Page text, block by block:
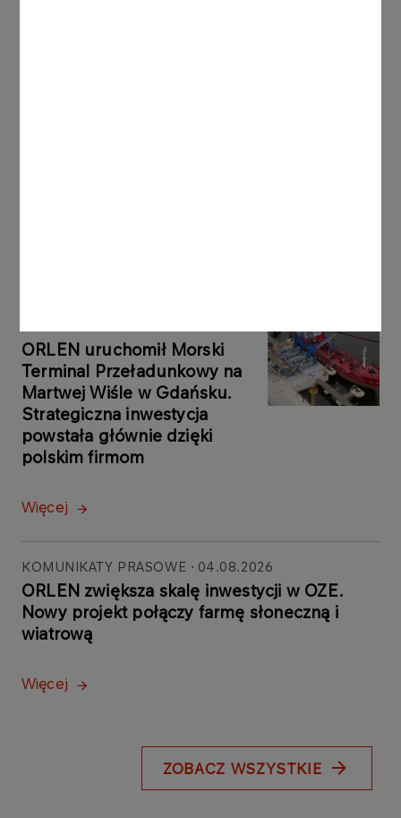
ORLEN uruchomił Morski
Terminal Przeładunkowy na
Martwej Wiśle w Gdańsku.
Strategiczna inwestycja
powstała głównie dzięki
polskim firmom
Więcej
KOMUNIKATY PRASOWE 04.08.2026
ORLEN zwiększa skalę inwestycji w OZE.
Nowy projekt połączy farmę słoneczną i
wiatrową
Więcej
ZOBACZ WSZYSTKIE